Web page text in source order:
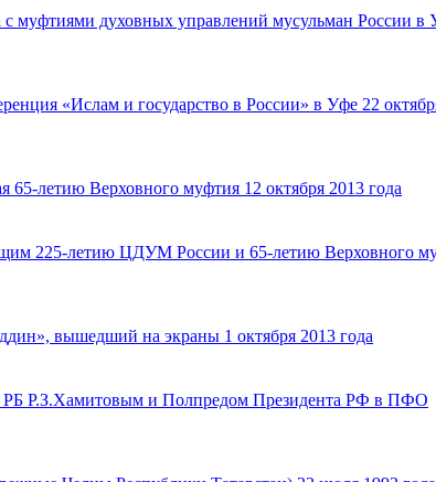
муфтиями духовных управлений мусульман России в
«Ислам и государство в России» в Уфе 22
65-летию Верховного муфтия 12 октября 2013 года
225-летию ЦДУМ России и 65-летию Верховного
вышедший на экраны 1 октября 2013 года
РБ Р.З.Хамитовым и Полпредом Президента РФ в ПФО